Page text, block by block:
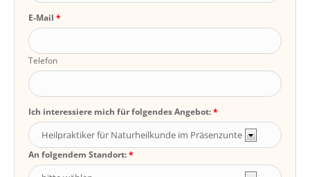
E-Mail
Telefon
Ich interessiere mich für folgendes Angebot:
An folgendem Standort: